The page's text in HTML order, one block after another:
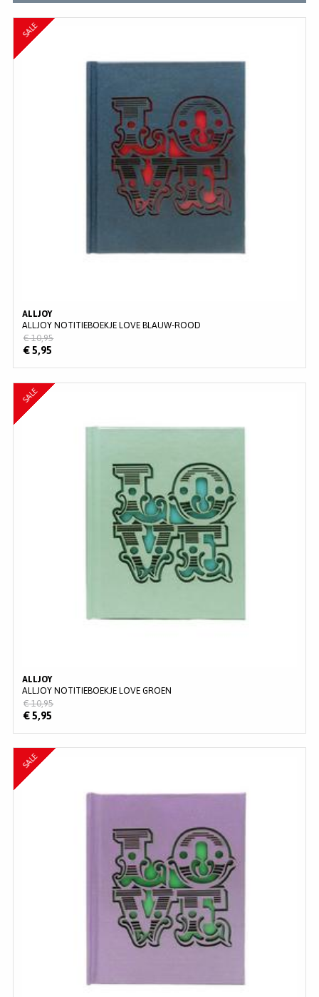
INLOGGEN
ALLJOY
ALLJOY NOTITIEBOEKJE LOVE BLAUW-ROOD
SALE
€ 5,95
€ 10,95
ALLJOY
ALLJOY NOTITIEBOEKJE LOVE GROEN
SALE
€ 5,95
€ 10,95
SALE